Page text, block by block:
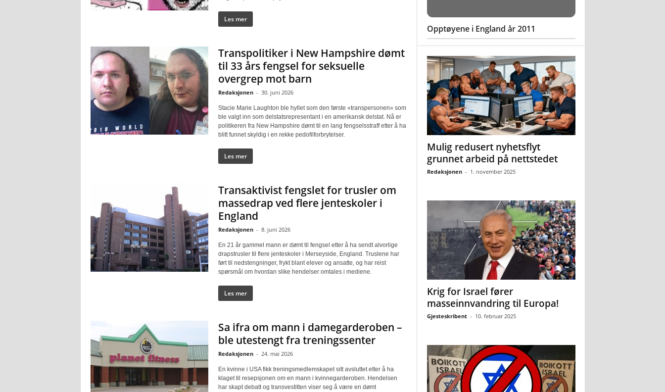
Les mer
Transpolitiker i New Hampshire dømt
til 33 års fengsel for seksuelle
overgrep mot barn
Redaksjonen - 30. juni 2026
Stacie Marie Laughton ble hyllet som den første «transpersonen» som
ble valgt inn som delstatsrepresentant i en amerikansk delstat. Nå er
politikeren fra New Hampshire dømt til en lang fengselsstraff etter å ha
blitt funnet skyldig i en rekke pedofilforbrytelser.
Les mer
Transaktivist fengslet for trusler om
massedrap ved flere jenteskoler i
England
Redaksjonen - 8. juni 2026
En 21 år gammel mann er dømt til fengsel etter å ha sendt alvorlige
drapstrusler til flere jenteskoler i Merseyside, England. Truslene har
ført til nedstengninger, frykt blant elever og ansatte, og har reist
spørsmål om hvordan slike hendelser omtales i mediene.
Les mer
Sa ifra om mann i damegarderoben –
ble utestengt fra treningssenter
Redaksjonen - 24. mai 2026
En kvinne i USA fikk treningsmedlemskapet sitt avsluttet etter å ha
klaget til resepsjonen om en mann i kvinnegarderoben. Hendelsen
har skapt debatt og transvestitten viser seg å være en dømt
Opptøyene i England år 2011
Mulig redusert nyhetsflyt
grunnet arbeid på nettstedet
Redaksjonen - 1. november 2025
Krig for Israel fører
masseinnvandring til Europa!
Gjesteskribent - 10. februar 2025